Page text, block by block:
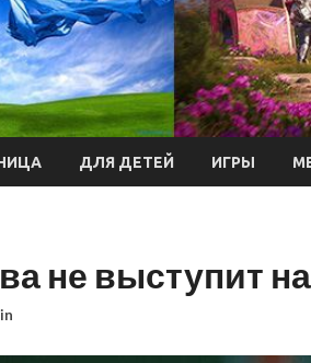
ДЛЯ ДЕТЕЙ ИГРЫ
не выступит